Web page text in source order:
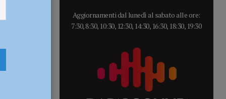
Aggiornamenti dal lunedì al sabato alle ore:
7:30, 8:30, 10:30, 12:30, 14:30, 16:30, 18:30, 19:30